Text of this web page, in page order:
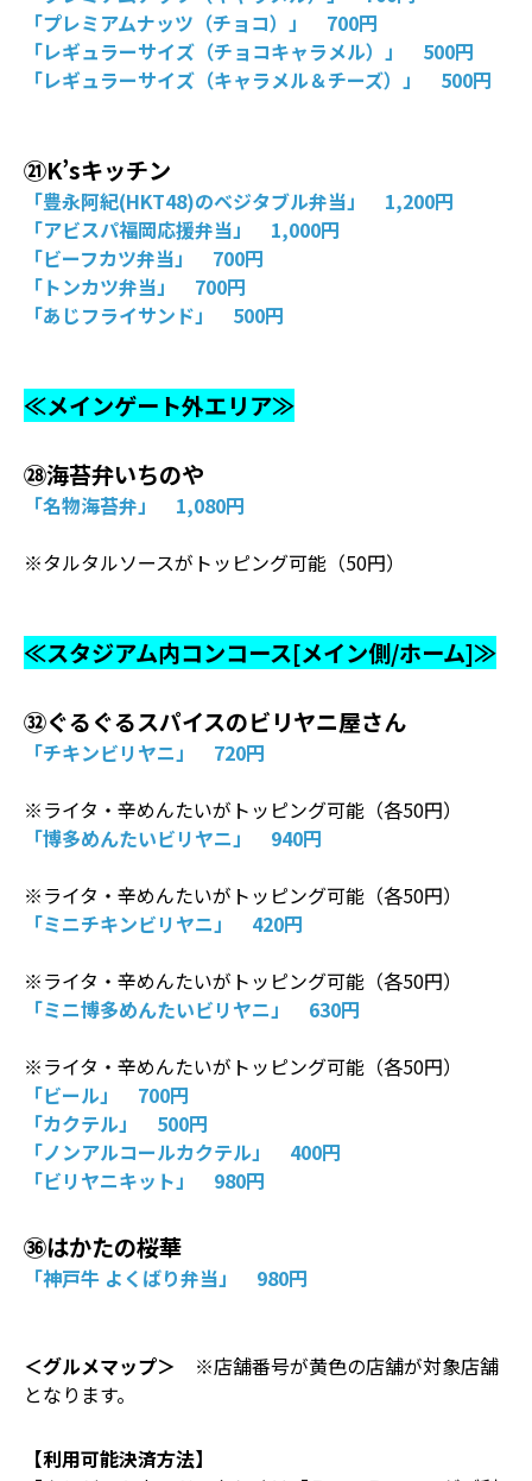
「プレミアムナッツ（チョコ）」 700円
「レギュラーサイズ（チョコキャラメル）」 500円
「レギュラーサイズ（キャラメル＆チーズ）」 500円
㉑K’sキッチン
「豊永阿紀(HKT48)のベジタブル弁当」 1,200円
「アビスパ福岡応援弁当」 1,000円
「ビーフカツ弁当」 700円
「トンカツ弁当」 700円
「あじフライサンド」 500円
≪メインゲート外エリア≫
㉘海苔弁いちのや
「名物海苔弁」 1,080円
※タルタルソースがトッピング可能（50円）
≪スタジアム内コンコース[メイン側/ホーム]≫
㉜ぐるぐるスパイスのビリヤニ屋さん
「チキンビリヤニ」 720円
※ライタ・辛めんたいがトッピング可能（各50円）
「博多めんたいビリヤニ」 940円
※ライタ・辛めんたいがトッピング可能（各50円）
「ミニチキンビリヤニ」 420円
※ライタ・辛めんたいがトッピング可能（各50円）
「ミニ博多めんたいビリヤニ」 630円
※ライタ・辛めんたいがトッピング可能（各50円）
「ビール」 700円
「カクテル」 500円
「ノンアルコールカクテル」 400円
「ビリヤニキット」 980円
㊱はかたの桜華
「神戸牛 よくばり弁当」 980円
＜グルメマップ＞ ※店舗番号が黄色の店舗が対象店舗
となります。
【利用可能決済方法】